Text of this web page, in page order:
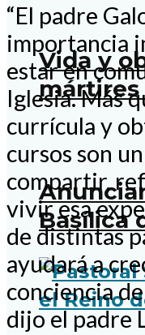
Vida y
Basílica
“El padre
importancia
estar en
Iglesia. Más
currícula y
cursos son
compartir,
vivir esa
de distintas
ayudará a
conciencia
dijo el padre